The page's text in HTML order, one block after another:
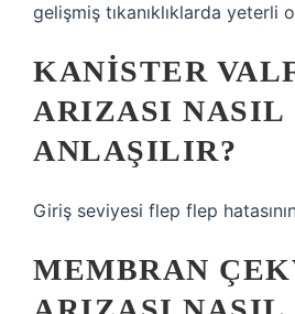
gelişmiş tıkanıklıklarda yeterli
KANISTER
ARIZASI NASIL
ANLAŞILIR?
Giriş seviyesi flep flep
MEMBRAN